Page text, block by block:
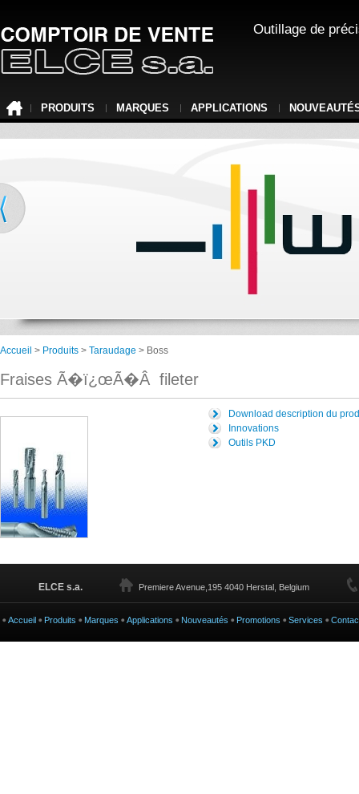
Outillage de
PRODUITS MARQUES APPLICATIONS
Accueil > Produits > Taraudage > Boss
Fraises Ã�ï¿œÃ�Â fileter
Download description du
Innovations
Outils PKD
ELCE s.a. Premiere Avenue,195 4040 Herstal, Belgium
Accueil Produits Marques Applications Nouveautés Promotions Services